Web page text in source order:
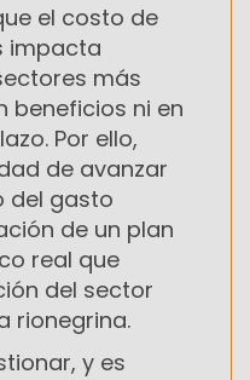
el costo de
impacta
más
beneficios ni en
Por ello,
de avanzar
del gasto
de un plan
real que
del sector
rionegrina.
y es